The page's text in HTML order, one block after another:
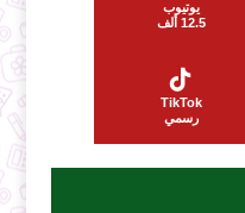
يوتيوب
12.5 ألف
TikTok
رسمي